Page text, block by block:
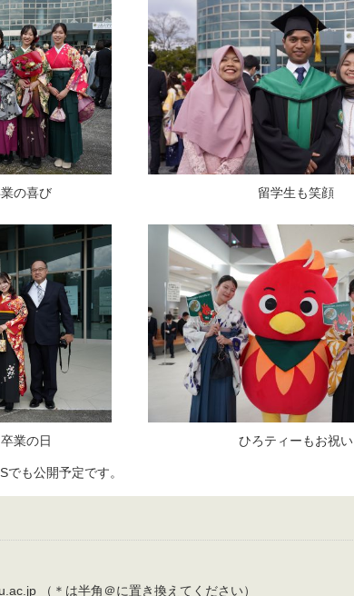
の喜び 留学生も笑顔
業の日 ひろティーもお祝い
も公開予定です。
（＊は半角＠に置き換えてください）